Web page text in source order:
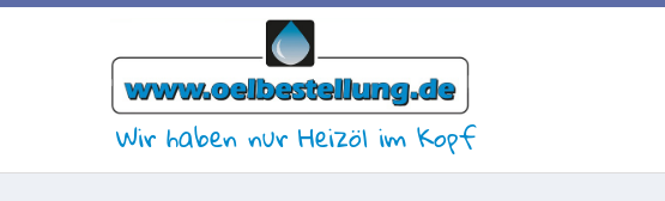
Wir haben nur Heizöl im Kopf